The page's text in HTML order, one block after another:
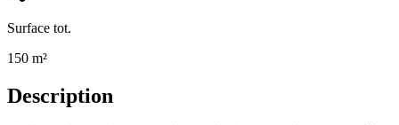
Surface tot.
150 m²
Description